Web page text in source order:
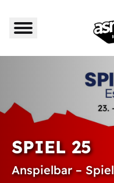
SPIEL 25
Anspielbar –